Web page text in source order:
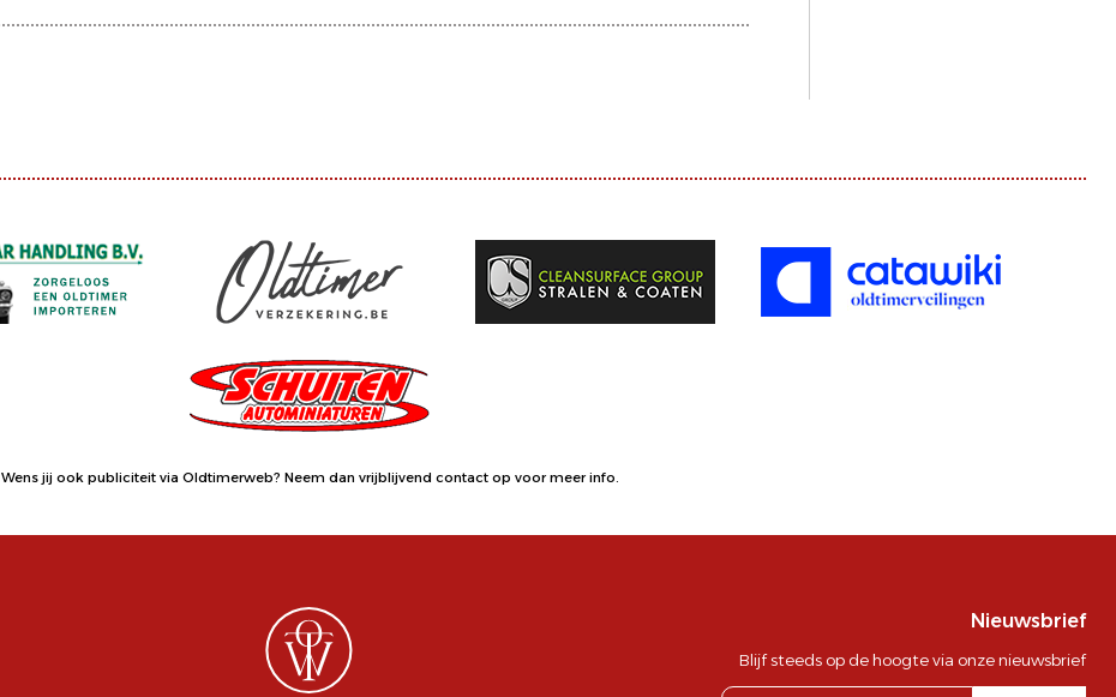
Wens jij ook publiciteit via Oldtimerweb? Neem dan vrijblijvend contact op voor meer info.
Nieuwsbrief
Blijf steeds op de hoogte via onze nieuwsbrief